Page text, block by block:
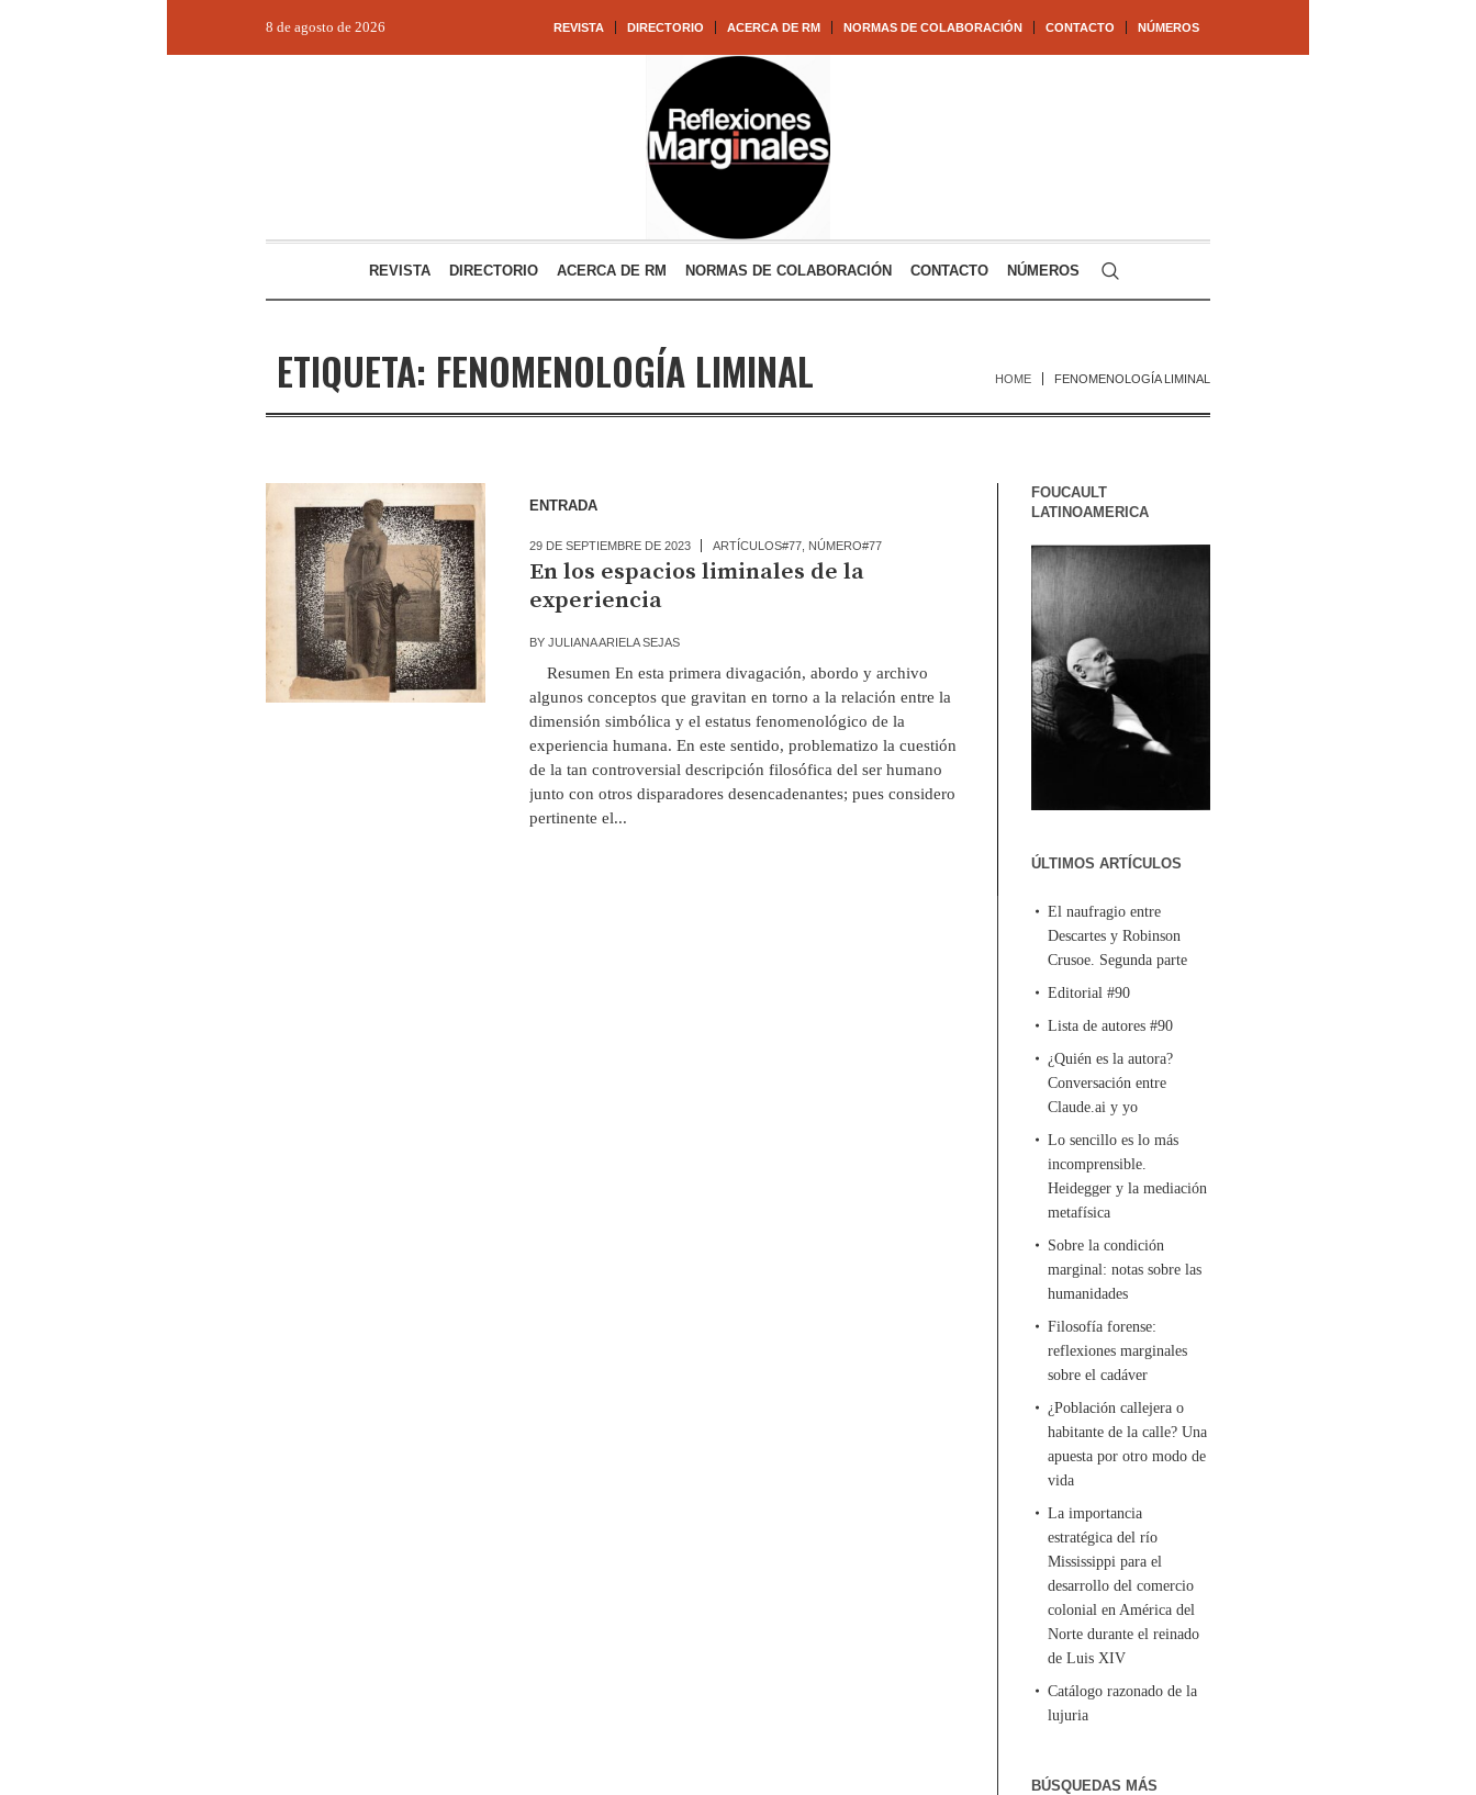
REVISTA DIRECTORIO ACERCA DE RM NORMAS DE COLABORACIÓN CONTACTO NÚMEROS
8 de agosto de 2026
REVISTA DIRECTORIO ACERCA DE RM NORMAS DE COLABORACIÓN CONTACTO NÚMEROS
ETIQUETA: FENOMENOLOGÍA LIMINAL HOME FENOMENOLOGÍA LIMINAL
ENTRADA
29 DE SEPTIEMBRE DE 2023 ARTÍCULOS#77, NÚMERO#77
En los espacios liminales de la
experiencia
BY JULIANA ARIELA SEJAS
Resumen En esta primera divagación, abordo y archivo
algunos conceptos que gravitan en torno a la relación entre la
dimensión simbólica y el estatus fenomenológico de la
experiencia humana. En este sentido, problematizo la cuestión
de la tan controversial descripción filosófica del ser humano
junto con otros disparadores desencadenantes; pues considero
pertinente el...
FOUCAULT
LATINOAMERICA
ÚLTIMOS ARTÍCULOS
El naufragio entre
Descartes y Robinson
Crusoe. Segunda parte
Editorial #90
Lista de autores #90
¿Quién es la autora?
Conversación entre
Claude.ai y yo
Lo sencillo es lo más
incomprensible.
Heidegger y la mediación
metafísica
Sobre la condición
marginal: notas sobre las
humanidades
Filosofía forense:
reflexiones marginales
sobre el cadáver
¿Población callejera o
habitante de la calle? Una
apuesta por otro modo de
vida
La importancia
estratégica del río
Mississippi para el
desarrollo del comercio
colonial en América del
Norte durante el reinado
de Luis XIV
Catálogo razonado de la
lujuria
BÚSQUEDAS MÁS